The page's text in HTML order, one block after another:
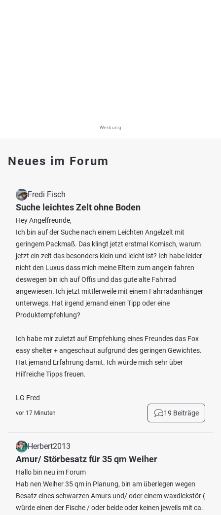
Werbung
Neues im Forum
Fredi Fisch
Suche leichtes Zelt ohne Boden
Hey Angelfreunde,
Ich bin auf der Suche nach einem Leichten Angelzelt mit
geringem Packmaß. Das klingt jetzt erstmal Komisch, warum
jetzt ein zelt das besonders klein und leicht ist? Ich habe leider
nicht den Luxus dass mich meine Eltern zum angeln fahren
deswegen bin ich auf Offis und das gute alte Fahrrad
angewiesen. Ich jetzt mittlerweile mit einem Fahrradanhänger
unterwegs. Hat irgend jemand einen Tipp oder eine
Produktempfehlung?
Ich habe mir zuletzt auf Empfehlung eines Freundes das Fox
easy shelter + angeschaut aufgrund des geringen Gewichtes.
Hat jemand Erfahrung damit. Ich würde mich sehr über
Hilfreiche Tipps freuen.
LG Fred
vor 17 Minuten 19 Beiträge
Herbert2013
Amur/ Störbesatz für 35 qm Weiher
Hallo bin neu im Forum
Hab nen Weiher 35 qm in Planung, bin am überlegen wegen
Besatz eines schwarzen Amurs und/ oder einem waxdickstör (
würde einen der Fische / oder beide oder keinen jeweils mit ca.